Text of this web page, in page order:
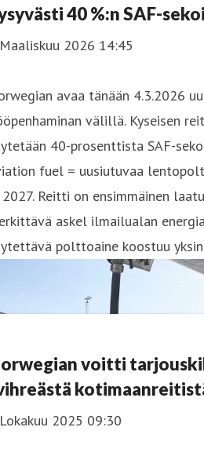
40 %:n SAF-
2026 14:45
avaa tänään 4.3.2026
välillä. Kyseisen
40-prosenttista SAF-
fuel = uusiutuvaa
Reitti on ensimmäinen
askel ilmailualan
polttoaine koostuu
voitti
2025 09:30